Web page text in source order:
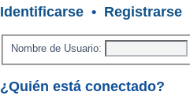
Identificarse • Registrarse
Nombre de Usuario:
¿Quién está conectado?